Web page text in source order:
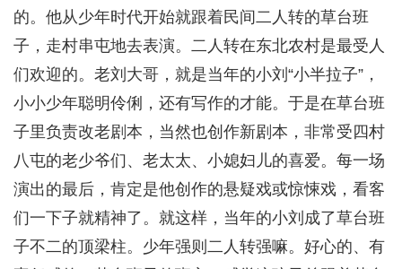
的。他从少年时代开始就跟着民间二人转的草台班
子，走村串屯地去表演。二人转在东北农村是最受人
们欢迎的。老刘大哥，就是当年的小刘“小半拉子”，
小小少年聪明伶俐，还有写作的才能。于是在草台班
子里负责改老剧本，当然也创作新剧本，非常受四村
八屯的老少爷们、老太太、小媳妇儿的喜爱。每一场
演出的最后，肯定是他创作的悬疑戏或惊悚戏，看客
们一下子就精神了。就这样，当年的小刘成了草台班
子不二的顶梁柱。少年强则二人转强嘛。好心的、有